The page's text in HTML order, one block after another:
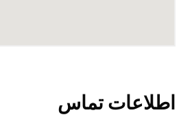
اطلاعات تماس